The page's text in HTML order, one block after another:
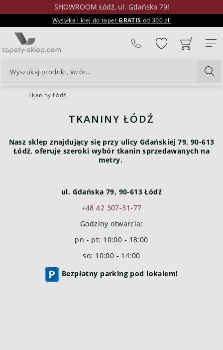
SHOWROOM Łódź, ul. Gdańska 79!
Wysyłka i klej do tapetGRATIS od 300 zł!
24H Tkaniny Łódź
TKANINY ŁÓDŹ
Nasz sklep znajdujący się przy ulicy Gdańskiej 79, 90-613
Łódź, oferuje szeroki wybór tkanin sprzedawanych na
metry.
ul. Gdańska 79, 90-613 Łódź
+48 42 307-31-77
Godziny otwarcia:
pn - pt: 10:00 - 18:00
so: 10:00 - 14:00
Bezpłatny parking pod lokalem!